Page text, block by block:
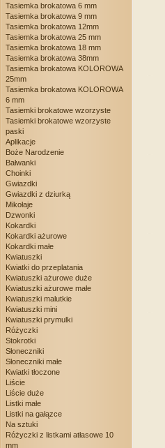
Tasiemka brokatowa 6 mm
Tasiemka brokatowa 9 mm
Tasiemka brokatowa 12mm
Tasiemka brokatowa 25 mm
Tasiemka brokatowa 18 mm
Tasiemka brokatowa 38mm
Tasiemka brokatowa KOLOROWA
25mm
Tasiemka brokatowa KOLOROWA
6 mm
Tasiemki brokatowe wzorzyste
Tasiemki brokatowe wzorzyste
paski
Aplikacje
Boże Narodzenie
Bałwanki
Choinki
Gwiazdki
Gwiazdki z dziurką
Mikołaje
Dzwonki
Kokardki
Kokardki ażurowe
Kokardki małe
Kwiatuszki
Kwiatki do przeplatania
Kwiatuszki ażurowe duże
Kwiatuszki ażurowe małe
Kwiatuszki malutkie
Kwiatuszki mini
Kwiatuszki prymulki
Różyczki
Stokrotki
Słoneczniki
Słoneczniki małe
Kwiatki tłoczone
Liście
Liście duże
Listki małe
Listki na gałązce
Na sztuki
Różyczki z listkami atłasowe 10
mm